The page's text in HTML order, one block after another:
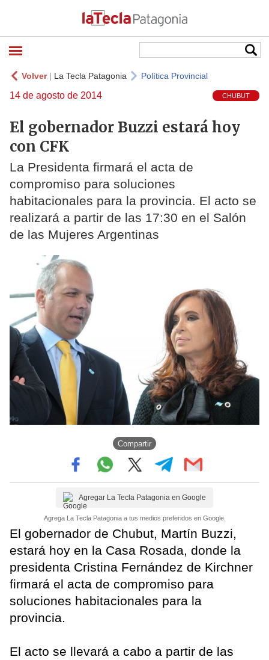
Volver| La Tecla Patagonia Política Provincial
14 de agosto de 2014 CHUBUT
El gobernador Buzzi estará hoy
con CFK
La Presidenta firmará el acta de
compromiso para soluciones
habitacionales para la provincia. El acto se
realizará a partir de las 17:30 en el Salón
de las Mujeres Argentinas
Compartir
Agregar La Tecla Patagonia en Google
Agrega La Tecla Patagonia a tus medios preferidos en Google.
El gobernador de Chubut, Martín Buzzi,
estará hoy en la Casa Rosada, donde la
presidenta Cristina Fernández de Kirchner
firmará el acta de compromiso para
soluciones habitacionales para la
provincia.
El acto se llevará a cabo a partir de las